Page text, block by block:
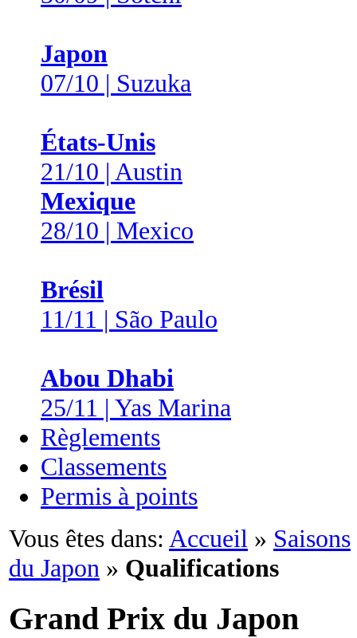
Japon
07/10 | Suzuka
États-Unis
21/10 | Austin
Mexique
28/10 | Mexico
Brésil
11/11 | São Paulo
Abou Dhabi
25/11 | Yas Marina
Règlements
Classements
Permis à points
Vous êtes dans: Accueil » Saisons
du Japon » Qualifications
Grand Prix du Japon